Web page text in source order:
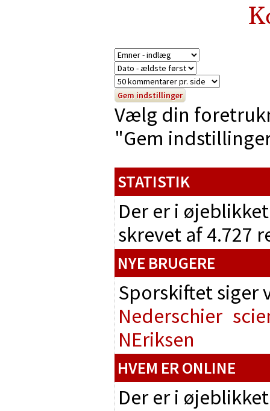
Vælg din
"Gem
STATISTIK
Der er i
skrevet af 4.727
NYE BRUGERE
Sporskiftet
Nederschier
NEriksen
HVEM ER ONLINE
Der er i